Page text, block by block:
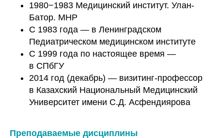
1980−1983 Медицинский институт. Улан-
Батор. МНР
С 1983 года — в Ленинградском
Педиатрическом медицинском институте
С 1999 года по настоящее время —
в СПбГУ
2014 год (декабрь) — визитинг-профессор
в Казахский Национальный Медицинский
Университет имени С.Д. Асфендиярова
Преподаваемые дисциплины